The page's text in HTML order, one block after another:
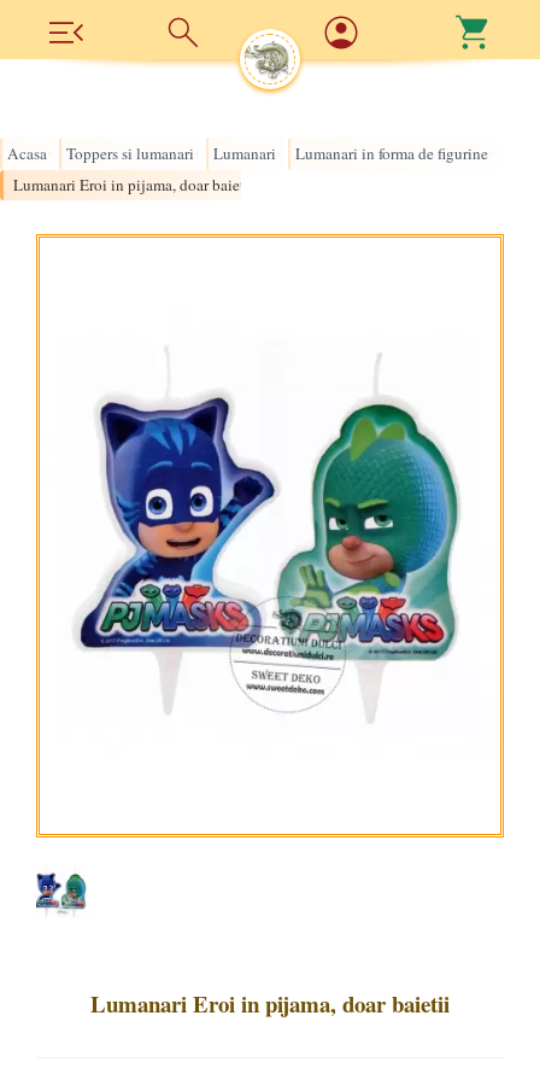
Acasa Toppers si lumanari Lumanari Lumanari in forma de figurine
Lumanari Eroi in pijama, doar baietii
Lumanari Eroi in pijama, doar baietii